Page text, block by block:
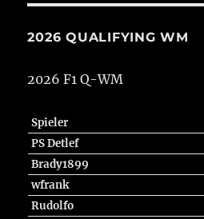
2026 QUALIFYING WM
2026 F1 Q-WM
Spieler
PS Detlef
Brady1899
wfrank
Rudolfo